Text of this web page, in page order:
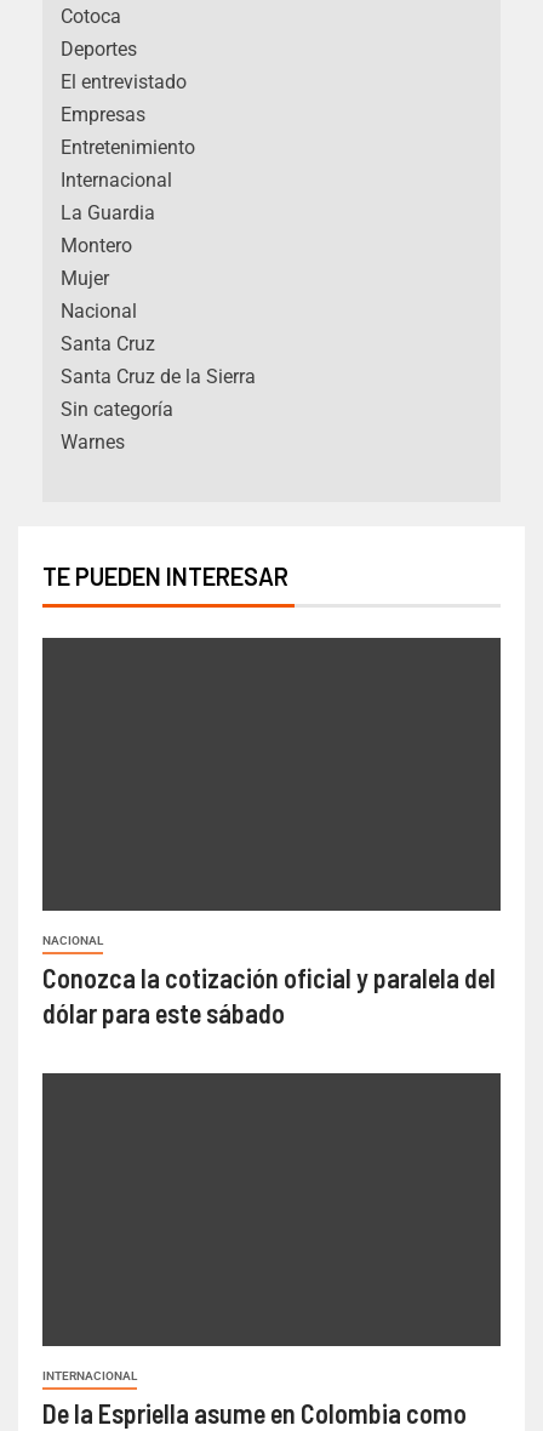
Cotoca
Deportes
El entrevistado
Empresas
Entretenimiento
Internacional
La Guardia
Montero
Mujer
Nacional
Santa Cruz
Santa Cruz de la Sierra
Sin categoría
Warnes
TE PUEDEN INTERESAR
NACIONAL
Conozca la cotización oficial y paralela del
dólar para este sábado
INTERNACIONAL
De la Espriella asume en Colombia como